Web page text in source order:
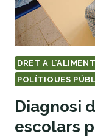
DRET A
POLÍTIQUES
Diagnosi
escolars